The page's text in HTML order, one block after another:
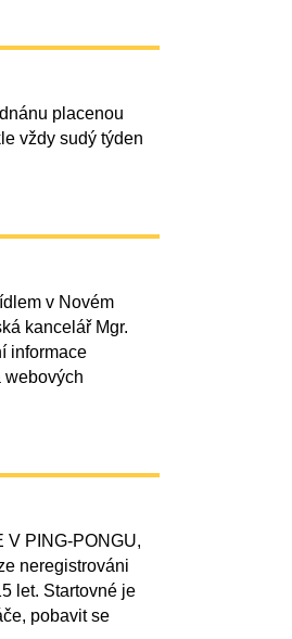
placenou
vždy sudý týden
v Novém
kancelář Mgr.
informace
webových
V PING-PONGU,
neregistrováni
let. Startovné je
pobavit se